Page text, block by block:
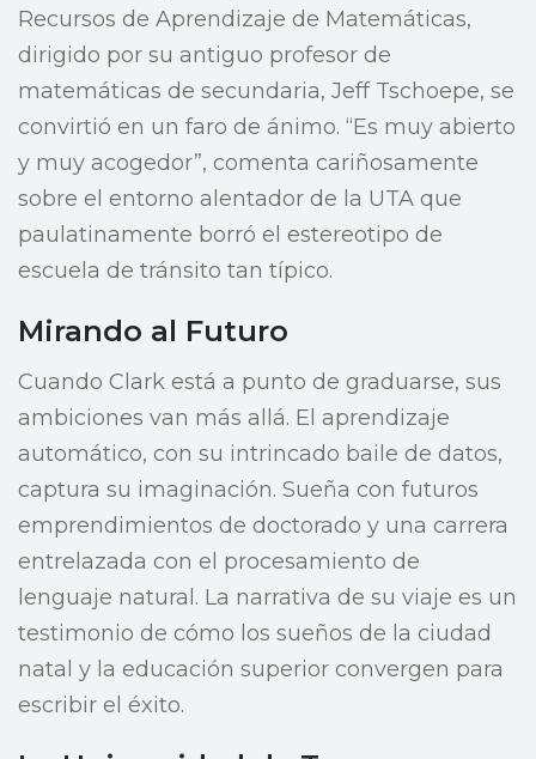
Recursos de Aprendizaje de Matemáticas,
dirigido por su antiguo profesor de
matemáticas de secundaria, Jeff Tschoepe, se
convirtió en un faro de ánimo. “Es muy abierto
y muy acogedor”, comenta cariñosamente
sobre el entorno alentador de la UTA que
paulatinamente borró el estereotipo de
escuela de tránsito tan típico.
Mirando al Futuro
Cuando Clark está a punto de graduarse, sus
ambiciones van más allá. El aprendizaje
automático, con su intrincado baile de datos,
captura su imaginación. Sueña con futuros
emprendimientos de doctorado y una carrera
entrelazada con el procesamiento de
lenguaje natural. La narrativa de su viaje es un
testimonio de cómo los sueños de la ciudad
natal y la educación superior convergen para
escribir el éxito.